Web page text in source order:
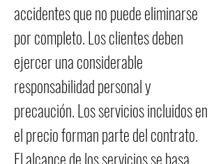
accidentes que no puede eliminarse
por completo. Los clientes deben
ejercer una considerable
responsabilidad personal y
precaución. Los servicios incluidos en
el precio forman parte del contrato.
El alcance de los servicios se basa